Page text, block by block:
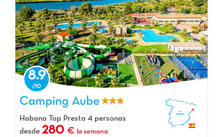
8.9
Camping Aube
Habana Top Presta 4 personas
desde 280 la semana